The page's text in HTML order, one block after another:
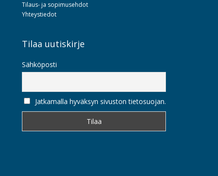
Tilaus- ja sopimusehdot
Yhteystiedot
Tilaa uutiskirje
Sähköposti
Jatkamalla hyväksyn sivuston tietosuojan.